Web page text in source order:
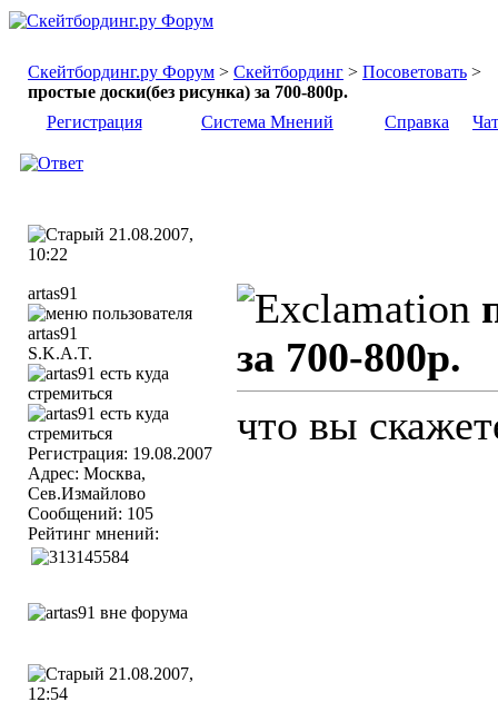
Скейтбординг.ру Форум > Скейтбординг > Посоветовать >
простые доски(без рисунка) за 700-800р.
Регистрация
Система Мнений Справка Чат
21.08.2007,
10:22
artas91
S.K.A.T.
Регистрация: 19.08.2007
Адрес: Москва,
Сев.Измайлово
Сообщений: 105
Рейтинг мнений:
за 700-800р.
что вы
21.08.2007,
12:54